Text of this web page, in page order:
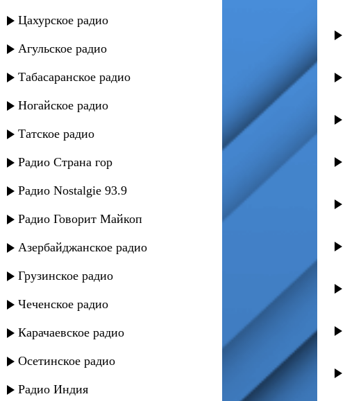
Цахурское радио
Агульское радио
Табасаранское радио
Ногайское радио
Татское радио
Радио Страна гор
Радио Nostalgie 93.9
Радио Говорит Майкоп
Азербайджанское радио
Грузинское радио
Чеченское радио
Карачаевское радио
Осетинское радио
Радио Индия